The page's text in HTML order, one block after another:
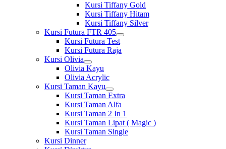
menu
Kursi Tiffany Gold
Kursi Tiffany Hitam
Kursi Tiffany Silver
Kursi Futura FTR 405
Show
sub
menu
Kursi Futura Test
Kursi Futura Raja
Kursi Olivia
Show
sub
menu
Olivia Kayu
Olivia Acrylic
Kursi Taman Kayu
Show
sub
menu
Kursi Taman Extra
Kursi Taman Alfa
Kursi Taman 2 In 1
Kursi Taman Lipat ( Magic )
Kursi Taman Single
Kursi Dinner